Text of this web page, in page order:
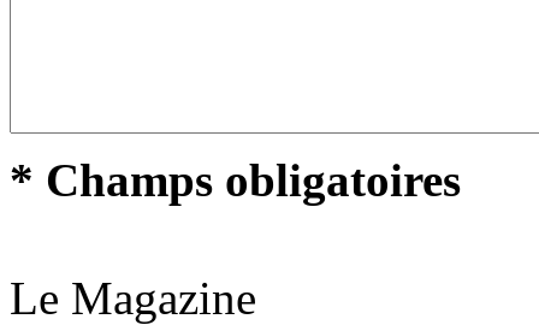
* Champs obligatoires
Le Magazine